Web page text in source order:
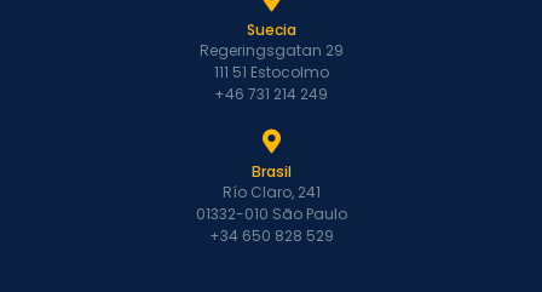
Suecia
Regeringsgatan 29
111 51 Estocolmo
+46 731 214 249
Brasil
Río Claro, 241
01332-010 São Paulo
+34 650 828 529